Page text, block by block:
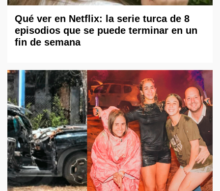
Qué ver en Netflix: la serie turca de 8
episodios que se puede terminar en un
fin de semana